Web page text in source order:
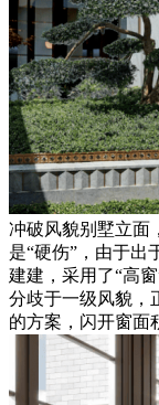
冲破风貌别墅立面
是“硬伤”，由于出
建建，采用了“高
分歧于一级风貌，
的方案，闪开窗面